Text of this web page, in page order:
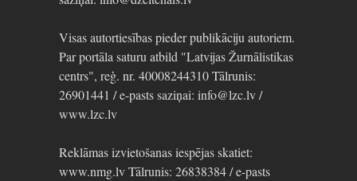
Visas autortiesības pieder publikāciju autoriem.
Par portāla saturu atbild "Latvijas Žurnālistikas
centrs", reģ. nr. 40008244310 Tālrunis:
26901441 / e-pasts saziņai: info@lzc.lv /
www.lzc.lv
Reklāmas izvietošanas iespējas skatiet:
www.nmg.lv Tālrunis: 26838384 / e-pasts